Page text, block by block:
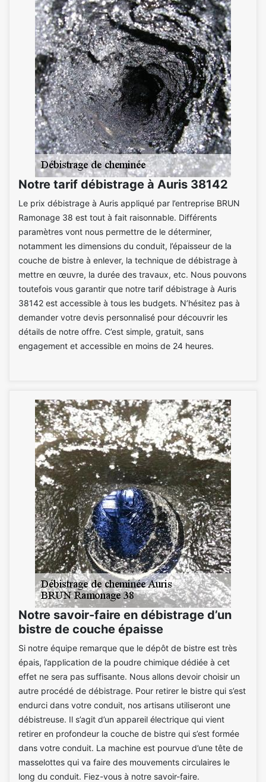
Notre tarif débistrage à Auris 38142
Le prix débistrage à Auris appliqué par l’entreprise BRUN
Ramonage 38 est tout à fait raisonnable. Différents
paramètres vont nous permettre de le déterminer,
notamment les dimensions du conduit, l’épaisseur de la
couche de bistre à enlever, la technique de débistrage à
mettre en œuvre, la durée des travaux, etc. Nous pouvons
toutefois vous garantir que notre tarif débistrage à Auris
38142 est accessible à tous les budgets. N’hésitez pas à
demander votre devis personnalisé pour découvrir les
détails de notre offre. C’est simple, gratuit, sans
engagement et accessible en moins de 24 heures.
Notre savoir-faire en débistrage d’un
bistre de couche épaisse
Si notre équipe remarque que le dépôt de bistre est très
épais, l’application de la poudre chimique dédiée à cet
effet ne sera pas suffisante. Nous allons devoir choisir un
autre procédé de débistrage. Pour retirer le bistre qui s’est
endurci dans votre conduit, nos artisans utiliseront une
débistreuse. Il s’agit d’un appareil électrique qui vient
retirer en profondeur la couche de bistre qui s’est formée
dans votre conduit. La machine est pourvue d’une tête de
masselottes qui va faire des mouvements circulaires le
long du conduit. Fiez-vous à notre savoir-faire.